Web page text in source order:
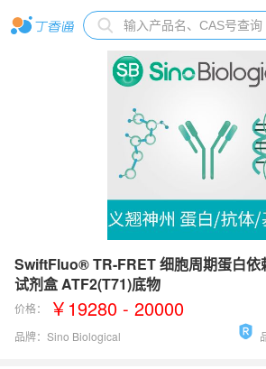
SwiftFluo® TR-FRET 细胞周期蛋白依
试剂盒 ATF2(T71)底物
价格： ￥19280 - 20000
品牌： Sino Biological